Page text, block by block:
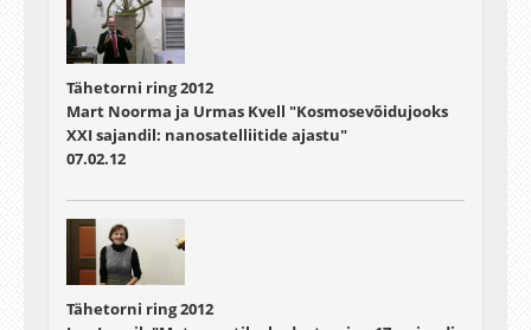
Tähetorni ring 2012
Mart Noorma ja Urmas Kvell "Kosmosevõidujooks
XXI sajandil: nanosatelliitide ajastu"
07.02.12
Tähetorni ring 2012